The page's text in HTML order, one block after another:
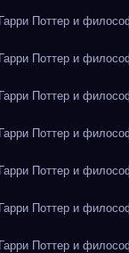
Поттер и
Поттер и
Поттер и
Поттер и
Поттер и
Поттер и
Поттер и